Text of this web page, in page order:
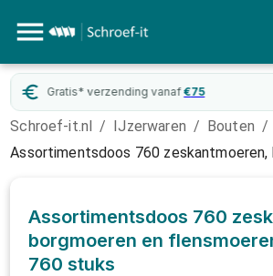
Gratis* verzending vanaf €75
Schroef-it.nl / IJzerwaren / Bouten /
Assortimentsdoos 760 zeskantmoeren,
Assortimentsdoos 760
borgmoeren en
760 stuks